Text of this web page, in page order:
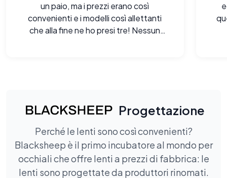
un paio, ma i prezzi erano così
convenienti e i modelli così allettanti
che alla fine ne ho presi tre! Nessun
Progettazione
Perché le lenti sono così convenienti?
Blacksheep è il primo incubatore al mondo per
occhiali che offre lenti a prezzi di fabbrica: le
lenti sono progettate da produttori rinomati.